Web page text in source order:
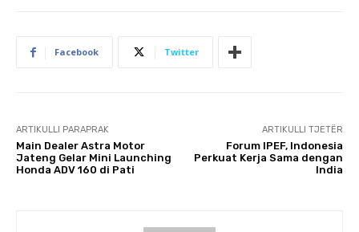
Facebook Twitter
ARTIKULLI PARAPRAK
Main Dealer Astra Motor
Jateng Gelar Mini Launching
Honda ADV 160 di Pati
ARTIKULLI TJETËR
Forum IPEF, Indonesia
Perkuat Kerja Sama dengan
India